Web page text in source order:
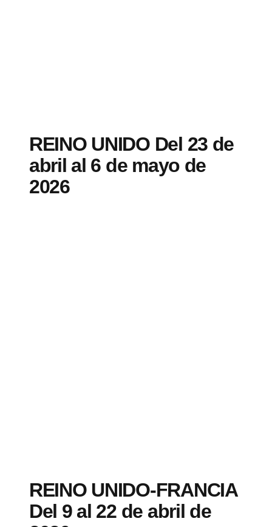
REINO UNIDO Del 23 de
abril al 6 de mayo de
2026
REINO UNIDO-FRANCIA
Del 9 al 22 de abril de